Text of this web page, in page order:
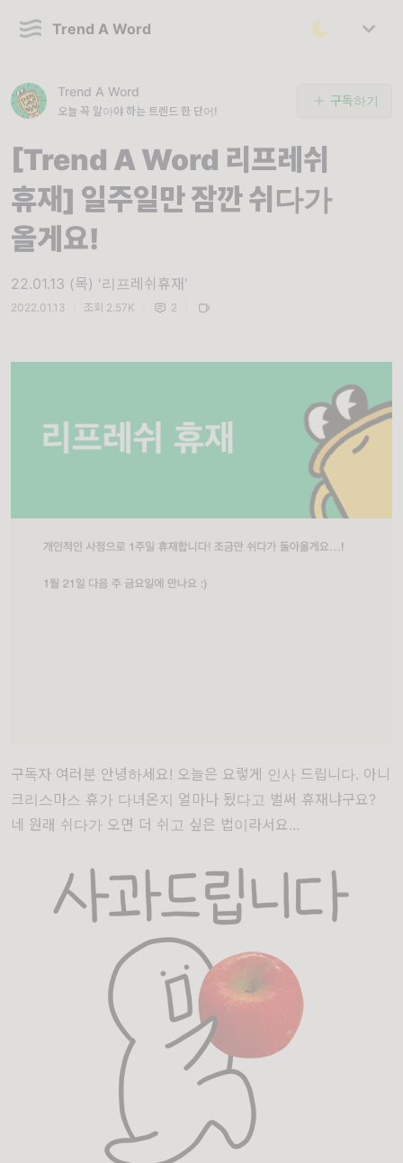
Trend A Word
Trend A Word
오늘 꼭 알아야 하는 트렌드 한 단어!
구독하기
[Trend A Word 리프레쉬
휴재] 일주일만 잠깐 쉬다가
올게요!
22.01.13 (목) '리프레쉬휴재'
2022.01.13 조회 2.57K 2
구독자 여러분 안녕하세요! 오늘은 요렇게 인사 드립니다. 아니
크리스마스 휴가 다녀온지 얼마나 됬다고 벌써 휴재냐구요?
네 원래 쉬다가 오면 더 쉬고 싶은 법이라서요...